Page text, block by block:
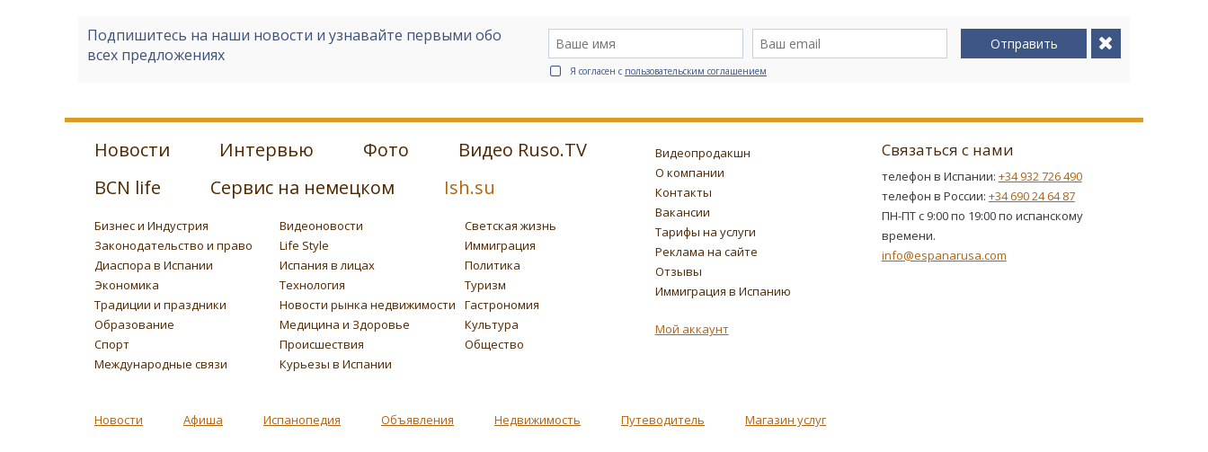
Подпишитесь на наши новости и узнавайте первыми обо
всех предложениях
Отправить
Я согласен с пользовательским соглашением
Новости Интервью Фото
Видео Ruso.TV
BCN life
Сервис на немецком Ish.su
Бизнес и Индустрия Видеоновости
Светская жизнь
Законодательство и право
Life Style
Иммиграция
Диаспора в Испании
Испания в лицах
Политика
Экономика
Технология
Туризм
Традиции и праздники
Новости рынка недвижимости
Гастрономия
Образование
Медицина и Здоровье
Культура
Спорт
Происшествия
Общество
Международные связи
Курьезы в Испании
Видеопродакшн
О компании
Контакты
Вакансии
Тарифы на услуги
Реклама на сайте
Отзывы
Иммиграция в Испанию
Мой аккаунт
Связаться с нами
телефон в Испании: +34 932 726 490
телефон в России: +34 690 24 64 87
ПН-ПТ с 9:00 по 19:00 по испанскому
времени.
info@espanarusa.com
Новости Афиша Испанопедия Объявления Недвижимость Путеводитель Магазин услуг